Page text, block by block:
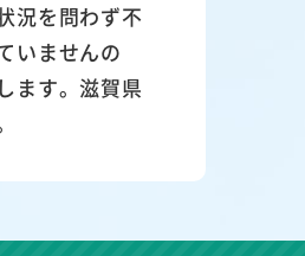
況を問わず不
いませんの
ます。滋賀県